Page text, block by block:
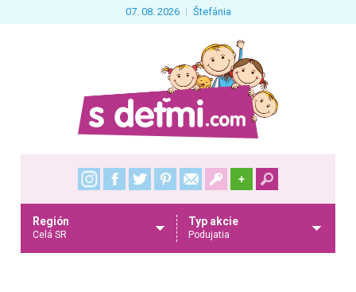
07. 08. 2026 Štefánia
+
Región
Celá SR
Typ akcie
Podujatia